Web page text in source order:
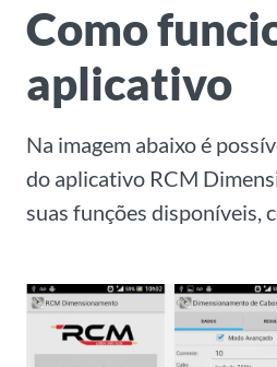
Como
aplicativo
Na imagem abaixo é
do aplicativo RCM
suas funções disponíveis,